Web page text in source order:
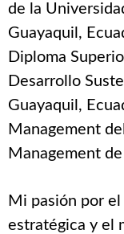
de la
Guayaquil,
Diploma
Desarrollo
Guayaquil,
Management
Management
Mi pasión por
estratégica y el